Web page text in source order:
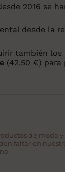
2016 se
desde la
también
(42,50 €)
de moda
faltar en